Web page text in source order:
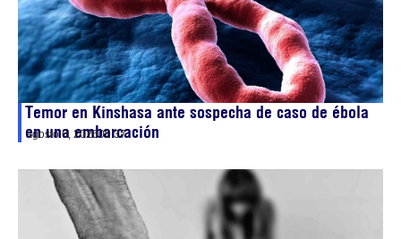
Temor en Kinshasa ante sospecha de caso de ébola
en una embarcación
agosto 6, 202600:37